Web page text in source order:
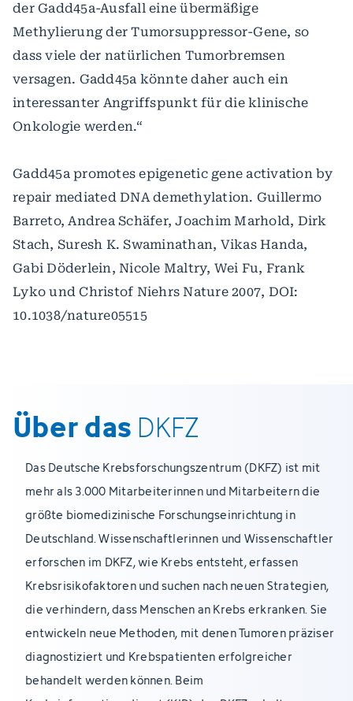
der Gadd45a-Ausfall eine übermäßige
Methylierung der Tumorsuppressor-Gene, so
dass viele der natürlichen Tumorbremsen
versagen. Gadd45a könnte daher auch ein
interessanter Angriffspunkt für die klinische
Onkologie werden.“
Gadd45a promotes epigenetic gene activation by
repair mediated DNA demethylation. Guillermo
Barreto, Andrea Schäfer, Joachim Marhold, Dirk
Stach, Suresh K. Swaminathan, Vikas Handa,
Gabi Döderlein, Nicole Maltry, Wei Fu, Frank
Lyko und Christof Niehrs Nature 2007, DOI:
10.1038/nature05515
Über das DKFZ
Das Deutsche Krebsforschungszentrum (DKFZ) ist mit
mehr als 3.000 Mitarbeiterinnen und Mitarbeitern die
größte biomedizinische Forschungseinrichtung in
Deutschland. Wissenschaftlerinnen und Wissenschaftler
erforschen im DKFZ, wie Krebs entsteht, erfassen
Krebsrisikofaktoren und suchen nach neuen Strategien,
die verhindern, dass Menschen an Krebs erkranken. Sie
entwickeln neue Methoden, mit denen Tumoren präziser
diagnostiziert und Krebspatienten erfolgreicher
behandelt werden können. Beim